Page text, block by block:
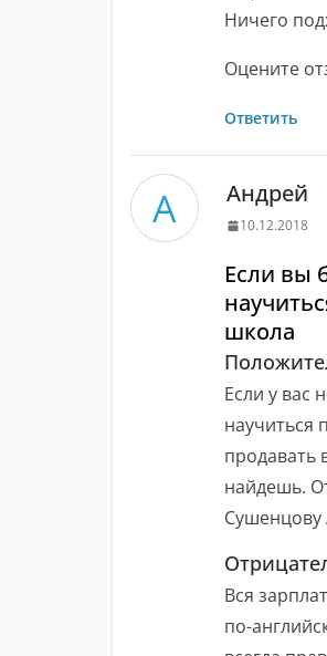
Ничего
Оцените
Ответить
А Андрей
10.12.2018
Если вы
школа
Если у вас
научиться
продавать
найдешь.
Сушенцову
Вся
по-